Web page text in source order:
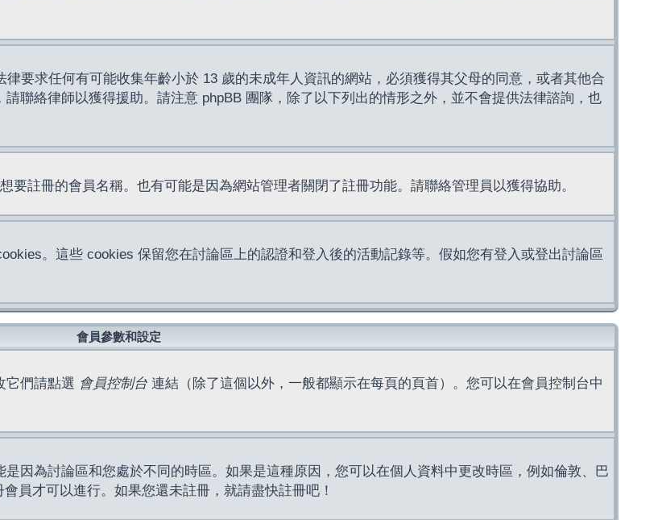
要求任何有可能收集年齡小於 13 歲的未成年人資訊的網站，必須獲得其父母的同意，或者其他合
聯絡律師以獲得援助。請注意 phpBB 團隊，除了以下列出的情形之外，並不會提供法律諮詢，也
註冊的會員名稱。也有可能是因為網站管理者關閉了註冊功能。請聯絡管理員以獲得協助。
。這些 cookies 保留您在討論區上的認證和登入後的活動記錄等。假如您有登入或登出討論區
會員參數和設定
它們請點選 會員控制台 連結（除了這個以外，一般都顯示在每頁的頁首）。您可以在會員控制台中
因為討論區和您處於不同的時區。如果是這種原因，您可以在個人資料中更改時區，例如倫敦、巴
員才可以進行。如果您還未註冊，就請盡快註冊吧！